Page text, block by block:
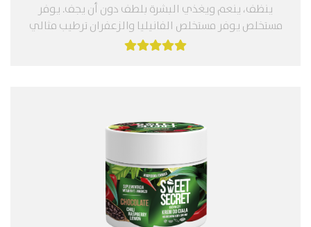
ينظف، ينعم ويغذي البشرة بلطف دون أن يجف. يوفر
مستخلص يوفر مستخلص الفانيليا والزعفران ترطيب مثالي
بينما يساعد زيت الارغان...